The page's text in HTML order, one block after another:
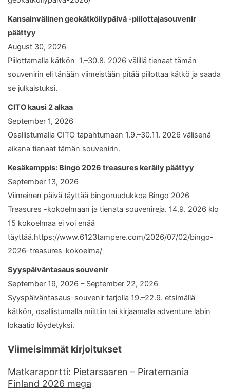
Kansainvälinen geokätköilypäivä -piilottajasouvenir
päättyy
August 30, 2026
Piilottamalla kätkön 1.–30.8. 2026 välillä tienaat tämän
souvenirin eli tänään viimeistään pitää piilottaa kätkö ja saada
se julkaistuksi.
CITO kausi 2 alkaa
September 1, 2026
Osallistumalla CITO tapahtumaan 1.9.–30.11. 2026 välisenä
aikana tienaat tämän souvenirin.
Kesäkamppis: Bingo 2026 treasures keräily päättyy
September 13, 2026
Viimeinen päivä täyttää bingoruudukkoa Bingo 2026
Treasures -kokoelmaan ja tienata souvenireja. 14.9. 2026 klo
15 kokoelmaa ei voi enää
täyttää.https://www.6123tampere.com/2026/07/02/bingo-
2026-treasures-kokoelma/
Syyspäiväntasaus souvenir
September 19, 2026 – September 22, 2026
Syyspäiväntasaus-souvenir tarjolla 19.–22.9. etsimällä
kätkön, osallistumalla miittiin tai kirjaamalla adventure labin
lokaatio löydetyksi.
Viimeisimmät kirjoitukset
Matkaraportti: Pietarsaaren – Piratemania
Finland 2026 mega